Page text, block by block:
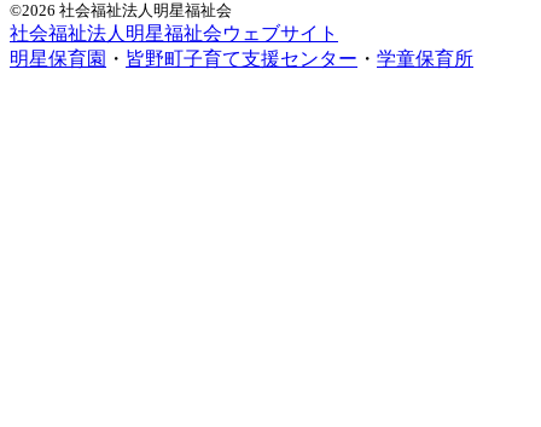
©2026 社会福祉法人明星福祉会
社会福祉法人明星福祉会ウェブサイト
明星保育園 ・ 皆野町子育て支援センター ・ 学童保育所